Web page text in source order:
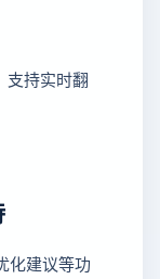
支持实时翻
化建议等功